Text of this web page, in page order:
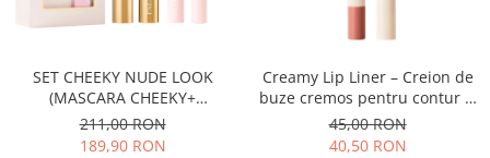
SET CHEEKY NUDE LOOK
(MASCARA CHEEKY+
NUDELIGHTFUL LIPSTICK NR
400)
211,00 RON
189,90 RON
Creamy Lip Liner – Creion de
buze cremos pentru contur si
definire
45,00 RON
40,50 RON